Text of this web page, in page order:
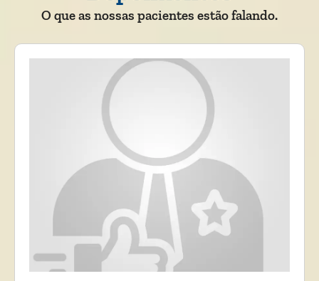
O que as nossas pacientes estão falando.